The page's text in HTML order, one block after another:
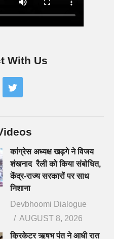
With Us
कांग्रेस अध्यक्ष खड़गे ने विजय
शंखनाद रैली को किया संबोधित,
केंद्र-राज्य सरकारों पर साध
निशाना
Devbhoomi Dialogue
AUGUST 8, 2026
क्रिकेटर ऋषभ पंत ने आधी रात